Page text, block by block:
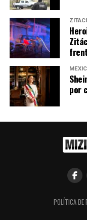
SEE apuesta por
artificial y
en Michoacán
22 mayo, 2026
En "Michoacán"
RELATED TOPICS:
Secretaría de
accidentes por
jornada nacional
por
POLÍTICA DE